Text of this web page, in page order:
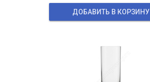
ДОБАВИТЬ В КОРЗИНУ